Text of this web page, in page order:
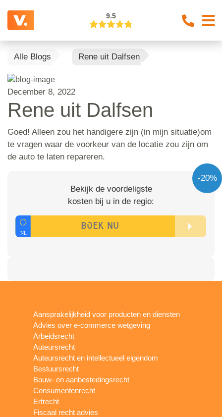
9.5
Alle Blogs Rene uit Dalfsen
December 8, 2022
Rene uit Dalfsen
Goed! Alleen zou het handigere zijn (in mijn situatie)om
te vragen waar de voorkeur van de locatie zou zijn om
de auto te laten repareren.
-20%
Bekijk de voordeligste
kosten bij u in de regio:
Aansprakelijkheid voor producten en diensten
Advies over e-commerce wetgeving
Arbeidsrecht
Auteursrecht
Auteursrecht en intellectueel eigendom
Bestuursrecht
Bouw- en aanbestedingsrecht
Consumentenrecht
Erfrecht
Fiscaal recht advies